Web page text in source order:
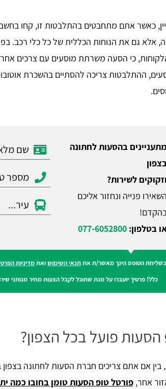
כאשר אתם מתחבטים בהתלבטות זו, קחו
אלא גם את הנוחות הכללית של כל כלי רכב.
מתעניינים בהסעות לחתונה
וזקוקים לשירות?
השאירו פנייה ונחזור אליכם
בטלפון:077-6052800
בשליחת הטופס הינך מאשר/ת אתתנאי השימושואתמדיניות
כלל! פרטיך יועברו על מנת שתוכל לקבל הצעות מחיר מנותני
הסעות פועל בכל הצפון?
בין אם אתם צריכים חברת הסעות לחתונה
אחר,פורטל טופ הסעות טומן בחובו כמה